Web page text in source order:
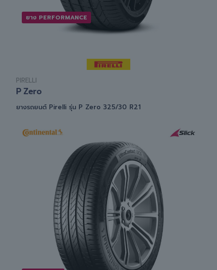
ยาง PERFORMANCE
PIRELLI
P Zero
ยางรถยนต์ Pirelli รุ่น P Zero 325/30 R21